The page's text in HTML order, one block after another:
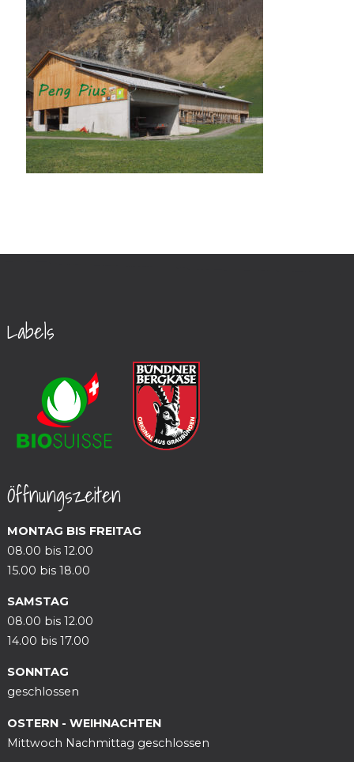
Labels
Öffnungszeiten
MONTAG BIS FREITAG
08.00 bis 12.00
15.00 bis 18.00
SAMSTAG
08.00 bis 12.00
14.00 bis 17.00
SONNTAG
geschlossen
OSTERN - WEIHNACHTEN
Mittwoch Nachmittag geschlossen